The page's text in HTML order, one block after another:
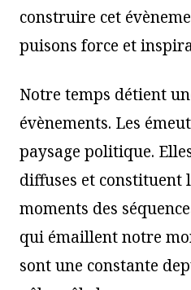
construire cet
puisons force et
Notre temps détient
évènements. Les
paysage politique.
diffuses et constituent
moments des
qui émaillent notre
sont une constante